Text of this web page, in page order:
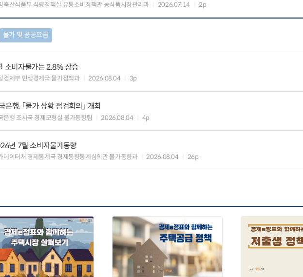
축산식품부 식량정책실 유통소비정책관 농식품시장관리과 2026.07.14 2p
물가 및 공공요금
소비자물가는 2.8% 상승
경제부 민생경제국 물가정책과 2026.08.04 3p
은행, 「물가 상황 점검회의」 개최
은행 조사국 경제모형실 물가동향팀 2026.08.04 4p
년 7월 소비자물가동향
데이터처 경제통계국 경제동향통계심의관 물가동향과 2026.08.04 26p